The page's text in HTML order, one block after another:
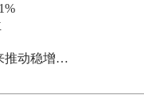
推动稳增…